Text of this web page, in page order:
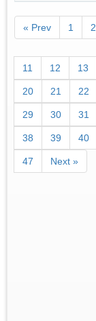
« Prev 1 2
11 12 13
20 21 22
29 30 31
38 39 40
47 Next »